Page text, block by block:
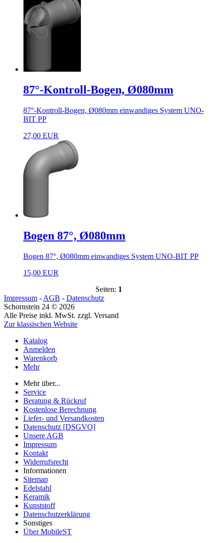
87°-Kontroll-Bogen, Ø080mm
87°-Kontroll-Bogen, Ø080mm einwandiges System UNO-
BIT PP
27,00 EUR
Bogen 87°, Ø080mm
Bogen 87°, Ø080mm einwandiges System UNO-BIT PP
15,00 EUR
Seiten: 1
Impressum - AGB - Datenschutz
Schornstein 24 © 2026
Alle Preise inkl. MwSt. zzgl. Versand
Zur klassischen Website
Katalog
Anmelden
Warenkorb
Mehr
Mehr über...
Service
Beratung & Rückruf
Kostenlose Berechnung
Liefer- und Versandkosten
Datenschutz [DSGVO]
Unsere AGB
Impressum
Kontakt
Widerrufsrecht
Informationen
Sitemap
Edelstahl
Keramik
Kunststoff
Datenschutzerklärung
Sonstiges
Über MobileST